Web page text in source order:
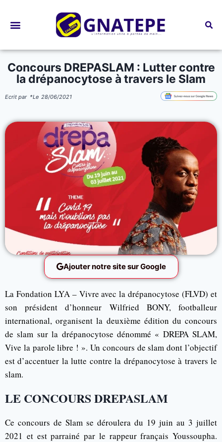
Concours DREPASLAM : Lutter contre
la drépanocytose à travers le Slam
Ecrit par *Le 28/06/2021
Ajouter notre site sur Google
La Fondation LYA – Vivre avec la drépanocytose (FLVD) et
son président d’honneur Wilfried BONY, footballeur
international, organisent la deuxième édition du concours
de slam sur la drépanocytose dénommé « DREPA SLAM,
Vive la parole libre ! ». Un concours de slam dont l’objectif
est d’accentuer la lutte contre la drépanocytose à travers le
slam.
LE CONCOURS DREPASLAM
Ce concours de Slam se déroulera du 19 juin au 3 juillet
2021 et est parrainé par le rappeur français Youssoupha.